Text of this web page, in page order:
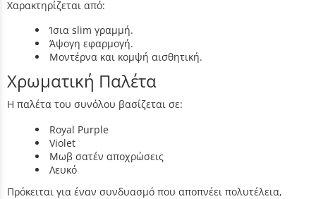
Χαρακτηρίζεται από:
Ίσια slim γραμμή.
Άψογη εφαρμογή.
Μοντέρνα και κομψή αισθητική.
Χρωματική Παλέτα
Η παλέτα του συνόλου βασίζεται σε:
Royal Purple
Violet
Μωβ σατέν αποχρώσεις
Λευκό
Πρόκειται για έναν συνδυασμό που αποπνέει πολυτέλεια,